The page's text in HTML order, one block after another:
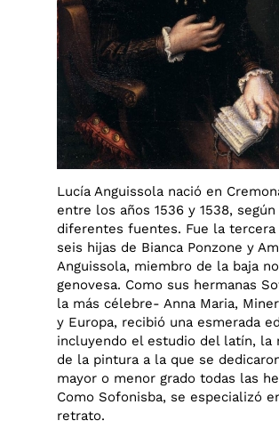
Lucía Anguissola nació en
entre los años 1536 y 1538, según
diferentes fuentes. Fue la tercera
seis hijas de Bianca Ponzone y
Anguissola, miembro de la baja
genovesa. Como sus hermanas
la más célebre- Anna Maria,
y Europa, recibió una esmerada
incluyendo el estudio del latín, la
de la pintura a la que se
mayor o menor grado todas las
Como Sofonisba, se especializó
retrato.